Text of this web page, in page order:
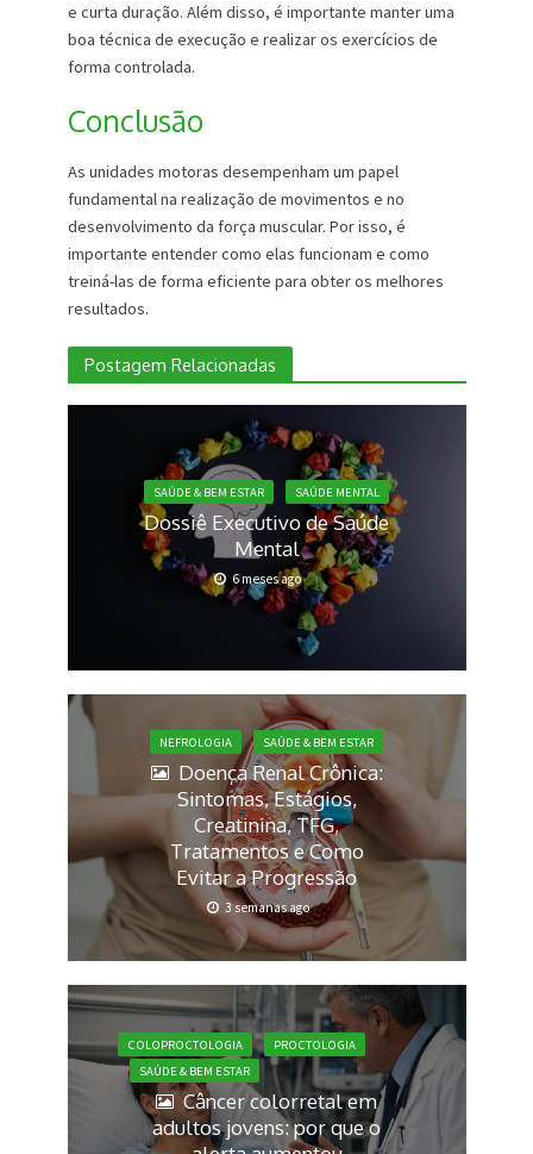
e curta duração. Além disso, é importante manter uma
boa técnica de execução e realizar os exercícios de
forma controlada.
Conclusão
As unidades motoras desempenham um papel
fundamental na realização de movimentos e no
desenvolvimento da força muscular. Por isso, é
importante entender como elas funcionam e como
treiná-las de forma eficiente para obter os melhores
resultados.
Postagem Relacionadas
SAÚDE & BEM ESTAR SAÚDE MENTAL
Dossiê Executivo de Saúde
Mental
6 meses ago
NEFROLOGIA SAÚDE & BEM ESTAR
Doença Renal Crônica:
Sintomas, Estágios,
Creatinina, TFG,
Tratamentos e Como
Evitar a Progressão
3 semanas ago
COLOPROCTOLOGIA
PROCTOLOGIA
SAÚDE & BEM ESTAR
Câncer colorretal em
adultos jovens: por que o